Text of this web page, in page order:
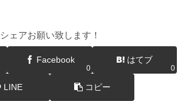
シェアお願い致します！
Facebook
0
はてブ
0
LINE コピー